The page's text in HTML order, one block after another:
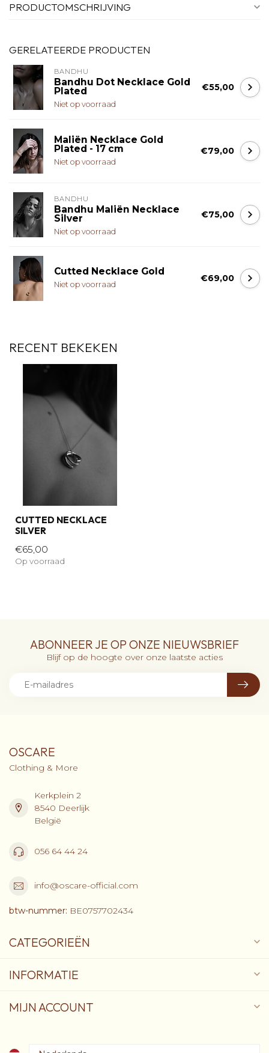
PRODUCTOMSCHRIJVING
GERELATEERDE PRODUCTEN
BANDHU
Bandhu Dot Necklace Gold
Plated
Niet op voorraad
€55,00
Maliën Necklace Gold
Plated - 17 cm
Niet op voorraad
€79,00
BANDHU
Bandhu Maliën Necklace
Silver
Niet op voorraad
€75,00
Cutted Necklace Gold
Niet op voorraad
€69,00
RECENT BEKEKEN
CUTTED NECKLACE
SILVER
€65,00
Op voorraad
ABONNEER JE OP ONZE NIEUWSBRIEF
Blijf op de hoogte over onze laatste acties
OSCARE
Clothing & More
Kerkplein 2
8540 Deerlijk
België
056 64 44 24
info@oscare-official.com
btw-nummer: BE0757702434
CATEGORIEËN
INFORMATIE
MIJN ACCOUNT